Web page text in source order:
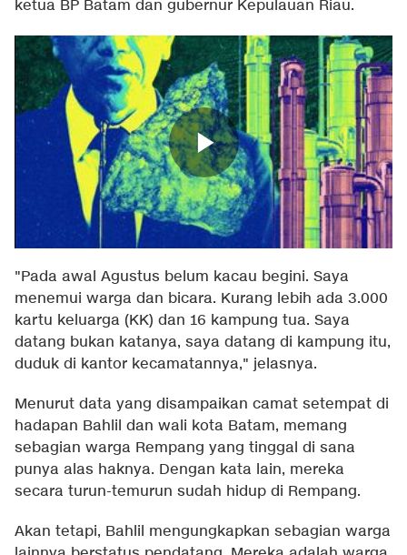
ketua BP Batam dan gubernur Kepulauan Riau.
"Pada awal Agustus belum kacau begini. Saya
menemui warga dan bicara. Kurang lebih ada 3.000
kartu keluarga (KK) dan 16 kampung tua. Saya
datang bukan katanya, saya datang di kampung itu,
duduk di kantor kecamatannya," jelasnya.
Menurut data yang disampaikan camat setempat di
hadapan Bahlil dan wali kota Batam, memang
sebagian warga Rempang yang tinggal di sana
punya alas haknya. Dengan kata lain, mereka
secara turun-temurun sudah hidup di Rempang.
Akan tetapi, Bahlil mengungkapkan sebagian warga